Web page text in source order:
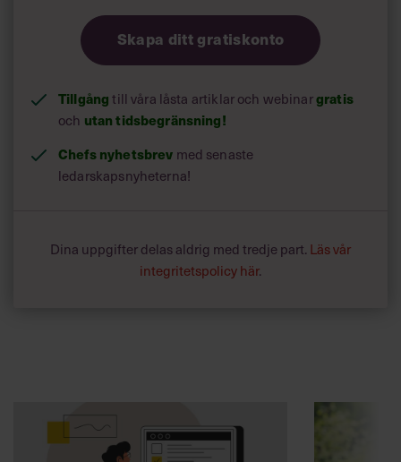
Skapa ditt gratiskonto
Tillgång till våra låsta artiklar och webinargratis
och utan tidsbegränsning!
Chefs nyhetsbrev med senaste
ledarskapsnyheterna!
Dina uppgifter delas aldrig med tredje part. Läs vår
integritetspolicy här.